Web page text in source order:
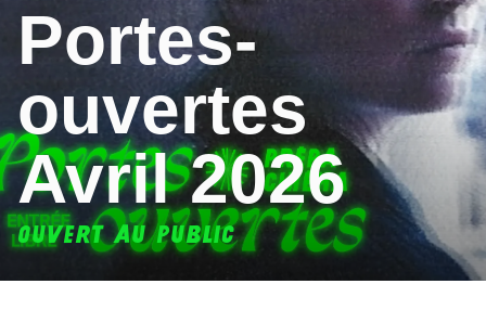
Portes-
ouvertes
Avril 2026
OUVERT AU PUBLIC